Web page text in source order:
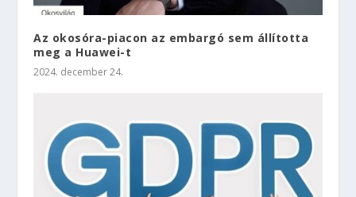
Az okosóra-piacon az embargó sem állította
meg a Huawei-t
2024. december 24.